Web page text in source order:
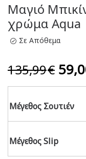
Μαγιό
χρώμα Aqua
Σε Απόθεμα
135,99€
Μέγεθος Σουτιέν
Μέγεθος Slip